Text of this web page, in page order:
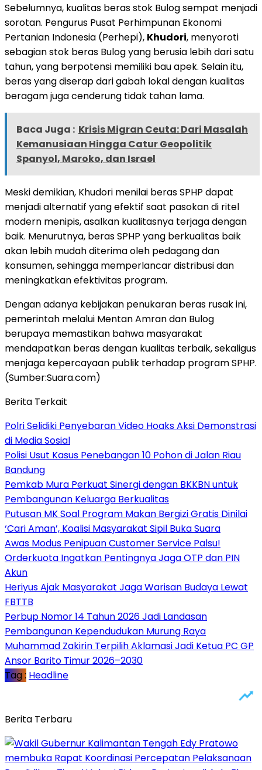
Sebelumnya, kualitas beras stok Bulog sempat menjadi
sorotan. Pengurus Pusat Perhimpunan Ekonomi
Pertanian Indonesia (Perhepi), Khudori, menyoroti
sebagian stok beras Bulog yang berusia lebih dari satu
tahun, yang berpotensi memiliki bau apek. Selain itu,
beras yang diserap dari gabah lokal dengan kualitas
beragam juga cenderung tidak tahan lama.
Baca Juga : Krisis Migran Ceuta: Dari Masalah
Kemanusiaan Hingga Catur Geopolitik
Spanyol, Maroko, dan Israel
Meski demikian, Khudori menilai beras SPHP dapat
menjadi alternatif yang efektif saat pasokan di ritel
modern menipis, asalkan kualitasnya terjaga dengan
baik. Menurutnya, beras SPHP yang berkualitas baik
akan lebih mudah diterima oleh pedagang dan
konsumen, sehingga memperlancar distribusi dan
meningkatkan efektivitas program.
Dengan adanya kebijakan penukaran beras rusak ini,
pemerintah melalui Mentan Amran dan Bulog
berupaya memastikan bahwa masyarakat
mendapatkan beras dengan kualitas terbaik, sekaligus
menjaga kepercayaan publik terhadap program SPHP.
(Sumber:Suara.com)
Berita Terkait
Polri Selidiki Penyebaran Video Hoaks Aksi Demonstrasi
di Media Sosial
Polisi Usut Kasus Penebangan 10 Pohon di Jalan Riau
Bandung
Pemkab Mura Perkuat Sinergi dengan BKKBN untuk
Pembangunan Keluarga Berkualitas
Putusan MK Soal Program Makan Bergizi Gratis Dinilai
‘Cari Aman’, Koalisi Masyarakat Sipil Buka Suara
Awas Modus Penipuan Customer Service Palsu!
Orderkuota Ingatkan Pentingnya Jaga OTP dan PIN
Akun
Heriyus Ajak Masyarakat Jaga Warisan Budaya Lewat
FBTTB
Perbup Nomor 14 Tahun 2026 Jadi Landasan
Pembangunan Kependudukan Murung Raya
Muhammad Zakirin Terpilih Aklamasi Jadi Ketua PC GP
Ansor Barito Timur 2026–2030
Tag : Headline
Berita Terbaru